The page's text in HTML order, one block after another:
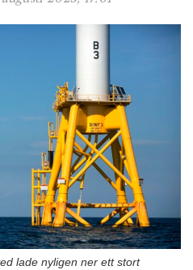
lade nyligen ner ett stort